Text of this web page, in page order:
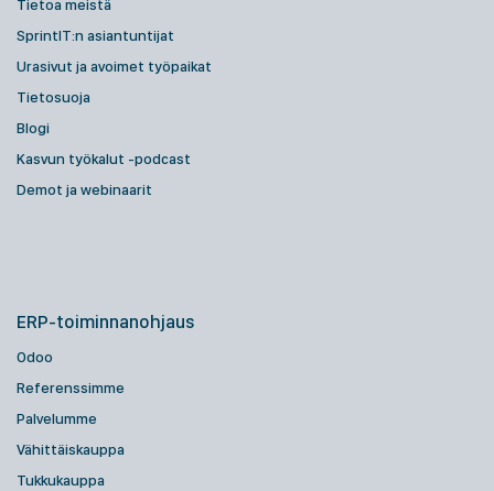
Tietoa meistä
SprintIT:n asiantuntijat
Urasivut ja avoimet työpaikat
Tietosuoja
Blogi
Kasvun työkalut -podcast
Demot ja webinaarit
ERP-toiminnanohjaus
Odoo
Referenssimme
Palvelumme
Vähittäiskauppa
Tukkukauppa